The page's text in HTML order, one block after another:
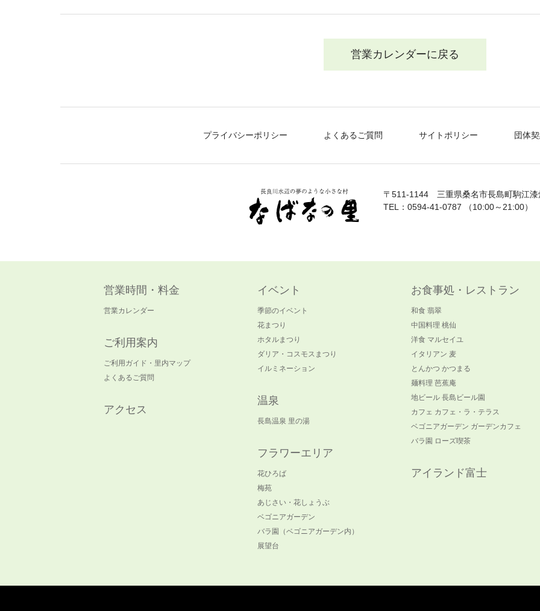
営業カレンダーに戻る
プライバシーポリシー よくあるご質問 サイトポリシー 団体
〒511-1144
三重県桑名市長島町駒江
TEL：0594-41-0787 （10:00～21:00）
営業時間・料金
営業カレンダー
ご利用案内
ご利用ガイド・里内マップ
よくあるご質問
アクセス
イベント
季節のイベント
花まつり
ホタルまつり
ダリア・コスモスまつり
イルミネーション
温泉
長島温泉 里の湯
フラワーエリア
花ひろば
梅苑
あじさい・花しょうぶ
ベゴニアガーデン
バラ園（ベゴニアガーデン内）
展望台
お食事処・レストラン
和食 翡翠
中国料理 桃仙
洋食 マルセイユ
イタリアン 麦
とんかつ かつまる
麺料理 芭蕉庵
地ビール 長島ビール園
カフェ カフェ・ラ・テラス
ベゴニアガーデン ガーデンカフェ
バラ園 ローズ喫茶
アイランド富士